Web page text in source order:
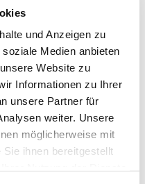
und Anzeigen zu
Medien anbieten
Website zu
Informationen zu Ihrer
unsere Partner für
weiter. Unsere
möglicherweise mit
ihnen bereitgestellt